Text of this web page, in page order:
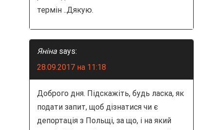
термін ..Дякую.
Яніна says:
28.09.2017 на 11:18
Доброго дня. Підскажіть, будь ласка, як
подати запит, щоб дізнатися чи є
депортація з Польщі, за що, і на який